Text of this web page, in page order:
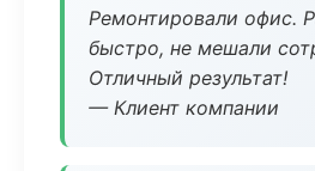
Ремонтировали офис.
быстро, не мешали
Отличный результат!
— Клиент компании